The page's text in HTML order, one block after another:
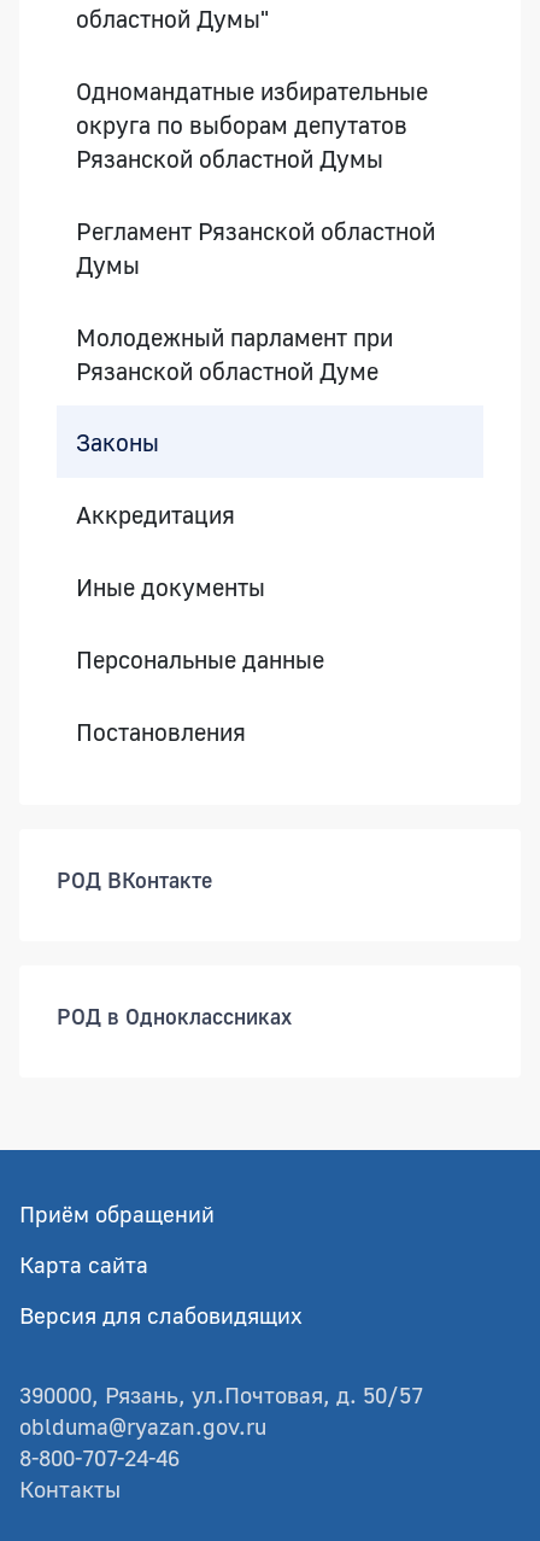
областной Думы"
Одномандатные избирательные
округа по выборам депутатов
Рязанской областной Думы
Регламент Рязанской областной
Думы
Молодежный парламент при
Рязанской областной Думе
Законы
Аккредитация
Иные документы
Персональные данные
Постановления
РОД ВКонтакте
РОД в Одноклассниках
Приём обращений
Карта сайта
Версия для слабовидящих
390000, Рязань, ул.Почтовая, д. 50/57
oblduma@ryazan.gov.ru
8-800-707-24-46
Контакты